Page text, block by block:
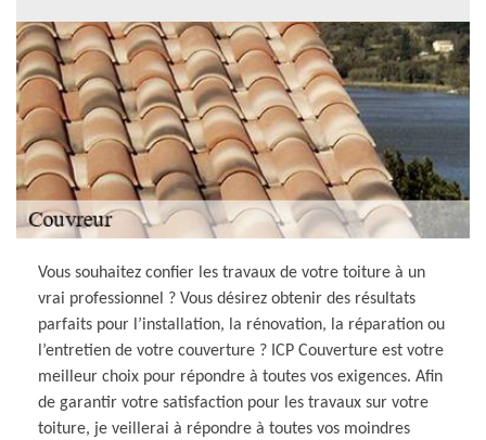
Vous souhaitez confier les travaux de votre toiture à un
vrai professionnel ? Vous désirez obtenir des résultats
parfaits pour l’installation, la rénovation, la réparation ou
l’entretien de votre couverture ? ICP Couverture est votre
meilleur choix pour répondre à toutes vos exigences. Afin
de garantir votre satisfaction pour les travaux sur votre
toiture, je veillerai à répondre à toutes vos moindres